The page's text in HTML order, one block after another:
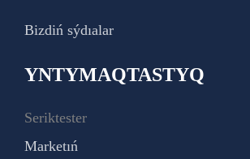
Bizdiń sýdıalar
YNTYMAQTASTYQ
Seriktester
Marketıń